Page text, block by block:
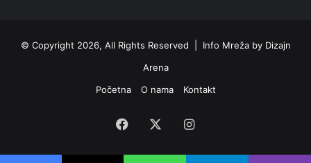
© Copyright 2026, All Rights Reserved | Info Mreža by Dizajn
Arena
Početna
O nama Kontakt
Facebook Instagram